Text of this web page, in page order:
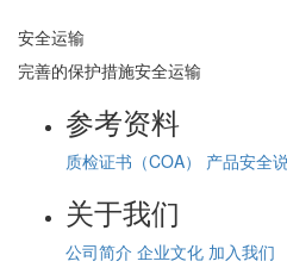
安全运输
完善的保护措施安全运输
参考资料
质检证书（COA） 产品安全
关于我们
公司简介 企业文化 加入我们